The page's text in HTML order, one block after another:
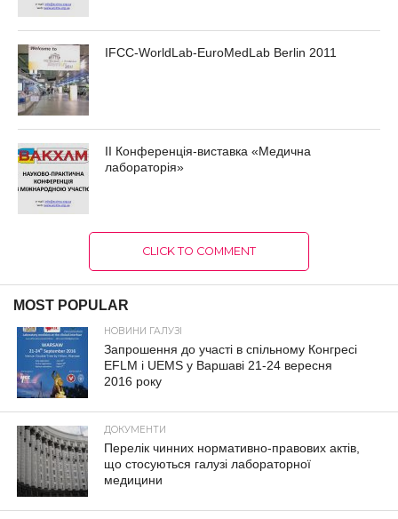
IFCC-WorldLab-EuroMedLab Berlin 2011
II Конференція-виставка «Медична
лабораторія»
CLICK TO COMMENT
MOST POPULAR
НОВИНИ ГАЛУЗІ
Запрошення до участі в спільному Конгресі
EFLM і UEMS у Варшаві 21-24 вересня
2016 року
ДОКУМЕНТИ
Перелік чинних нормативно-правових актів,
що стосуються галузі лабораторної
медицини